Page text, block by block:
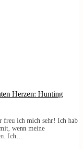
Herzen: Hunting
freu ich mich sehr! Ich hab
wenn meine
Ich…